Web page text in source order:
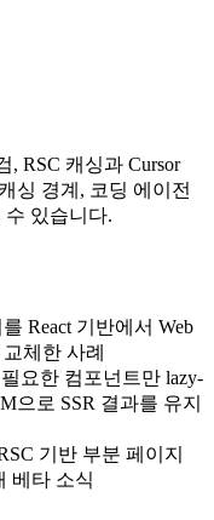
, RSC 캐싱과 Cursor
싱 경계, 코딩 에이전
수 있습니다.
React 기반에서 Web
체한 사례
요한 컴포넌트만 lazy-
으로 SSR 결과를 유지
기반 부분 페이지
베타 소식